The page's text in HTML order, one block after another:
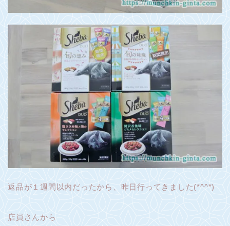
返品が１週間以内だったから、昨日行ってきました(*^^*)
店員さんから